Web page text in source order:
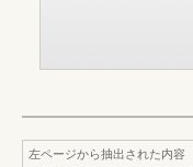
左ページから抽出された内容